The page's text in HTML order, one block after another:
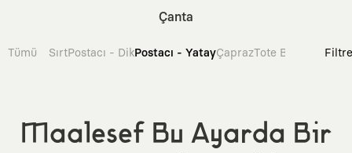
Çanta
Tümü SırtPostacı - DikPostacı - YatayÇaprazTote Bag Filtre
Maalesef Bu Ayarda Bir